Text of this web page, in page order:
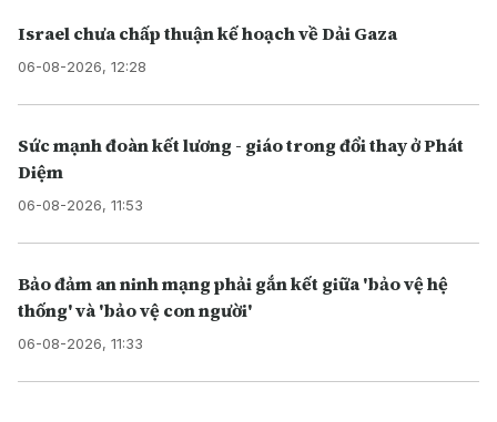
Israel chưa chấp thuận kế hoạch về Dải Gaza
06-08-2026, 12:28
Sức mạnh đoàn kết lương - giáo trong đổi thay ở Phát
Diệm
06-08-2026, 11:53
Bảo đảm an ninh mạng phải gắn kết giữa 'bảo vệ hệ
thống' và 'bảo vệ con người'
06-08-2026, 11:33